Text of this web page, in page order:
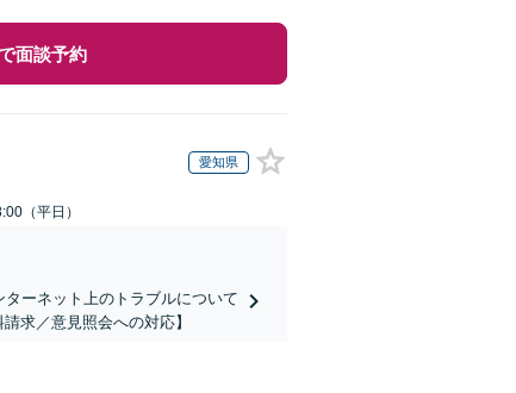
面談予約
愛知県
（平日）
ーネット上のトラブルについて
求／意見照会への対応】